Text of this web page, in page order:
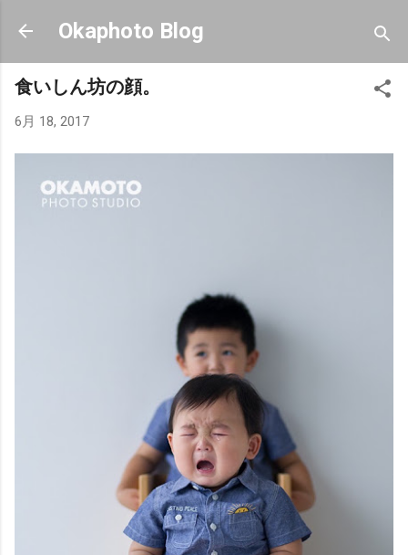
スキップしてメイン コンテンツに移動
Okaphoto Blog
食いしん坊の顔。
6月 18, 2017